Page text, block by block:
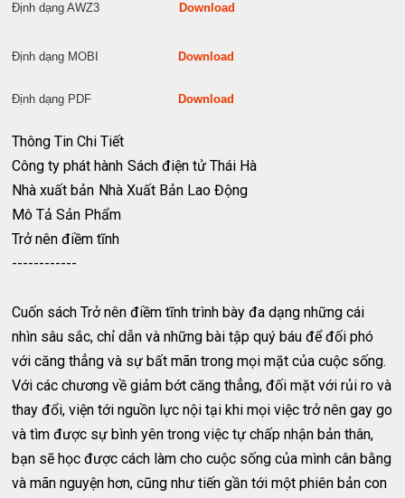
Định dạng AWZ3 Download
Định dạng MOBI Download
Định dạng PDF Download
Thông Tin Chi Tiết
Công ty phát hành Sách điện tử Thái Hà
Nhà xuất bản Nhà Xuất Bản Lao Động
Mô Tả Sản Phẩm
Trở nên điềm tĩnh
------------
Cuốn sách Trở nên điềm tĩnh trình bày đa dạng những cái
nhìn sâu sắc, chỉ dẫn và những bài tập quý báu để đối phó
với căng thẳng và sự bất mãn trong mọi mặt của cuộc sống.
Với các chương về giảm bớt căng thẳng, đối mặt với rủi ro và
thay đổi, viện tới nguồn lực nội tại khi mọi việc trở nên gay go
và tìm được sự bình yên trong việc tự chấp nhận bản thân,
bạn sẽ học được cách làm cho cuộc sống của mình cân bằng
và mãn nguyện hơn, cũng như tiến gần tới một phiên bản con